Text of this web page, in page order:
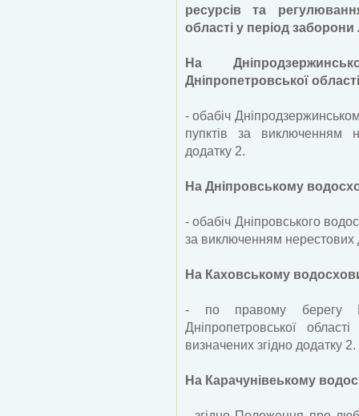
ресурсів та
області у період
На
Дніпропетровської області
- обабіч
пупктів за виключенням
додатку 2.
На Дніпровському
- обабіч Дніпровського
за виключенням нерестових
На Каховському
- по правому берегу
Дніпропетровської
визначених згідно додатку 2.
На Карачунівеькому